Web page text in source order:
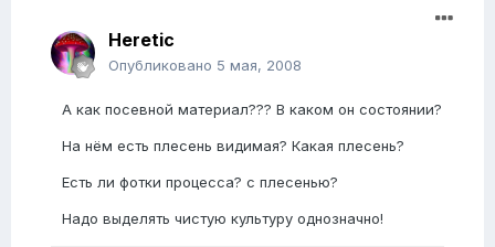
Heretic
Опубликовано 5 мая, 2008
А как посевной материал??? В каком он состоянии?
На нём есть плесень видимая? Какая плесень?
Есть ли фотки процесса? с плесенью?
Надо выделять чистую культуру однозначно!